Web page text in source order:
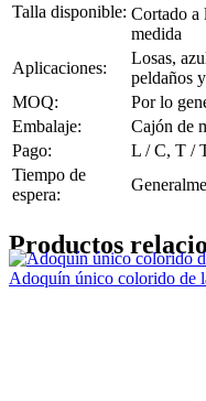
Talla disponible: Cortado a
medida
Aplicaciones:
Losas,
peldaños
MOQ:
Por lo
Embalaje:
Cajón de
Pago:
L / C, T /
Tiempo de
espera:
Productos
Adoquín único colorido de